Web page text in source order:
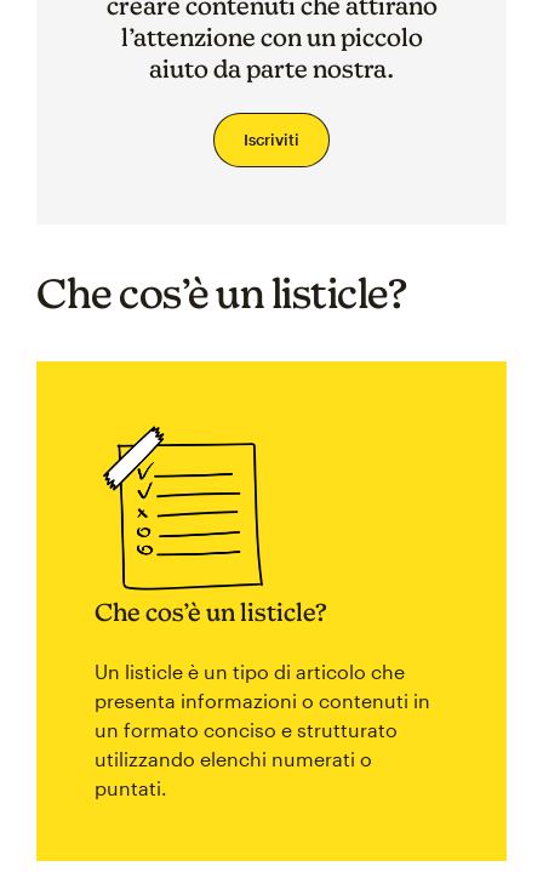
l’attenzione con un piccolo
aiuto da parte nostra.
Iscriviti
Che cos’è un listicle?
Che cos’è un listicle?
Un listicle è un tipo di articolo che
presenta informazioni o contenuti in
un formato conciso e strutturato
utilizzando elenchi numerati o
puntati.